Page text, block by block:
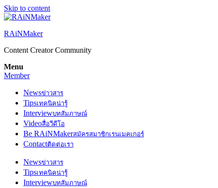
Skip to content
RAiNMaker
Content Creator Community
Menu
Member
Newsข่าวสาร
Tipsเทคนิคน่ารู้
Interviewบทสัมภาษณ์
Videoสื่อวีดีโอ
Be RAiNMakerสมัครสมาชิกเรนเมคเกอร์
Contactติดต่อเรา
Newsข่าวสาร
Tipsเทคนิคน่ารู้
Interviewบทสัมภาษณ์